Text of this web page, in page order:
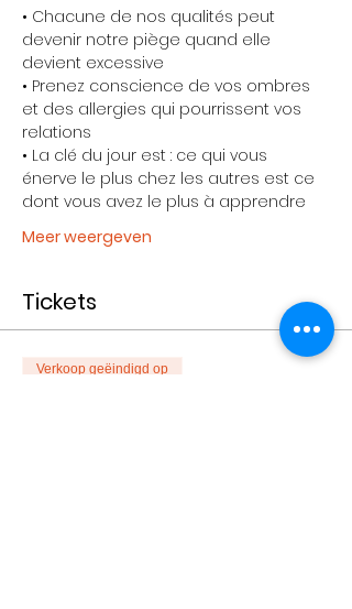
• Chacune de nos qualités peut
devenir notre piège quand elle
devient excessive
• Prenez conscience de vos ombres
et des allergies qui pourrissent vos
relations
• La clé du jour est : ce qui vous
énerve le plus chez les autres est ce
dont vous avez le plus à apprendre
Meer weergeven
Tickets
Verkoop geëindigd op